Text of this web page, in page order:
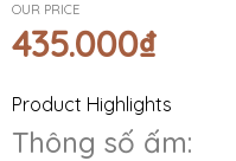
OUR PRICE
435.000₫
Product Highlights
Thông số ấm: